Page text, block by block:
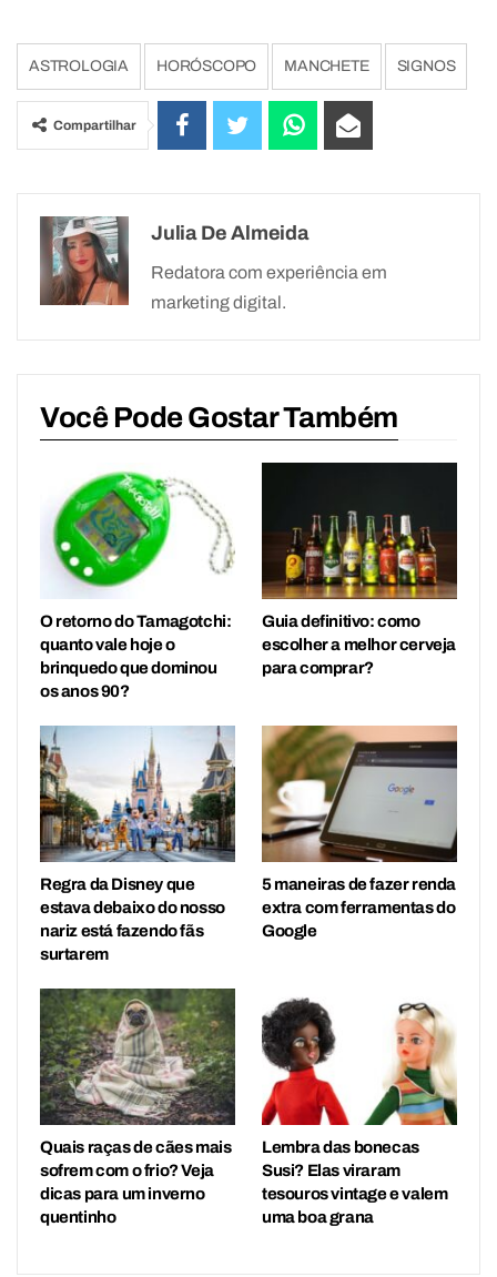
ASTROLOGIA HORÓSCOPO MANCHETE SIGNOS
Compartilhar
Julia De Almeida
Redatora com experiência em
marketing digital.
Você Pode Gostar Também
O retorno do Tamagotchi:
quanto vale hoje o
brinquedo que dominou
os anos 90?
Guia definitivo: como
escolher a melhor cerveja
para comprar?
Regra da Disney que
estava debaixo do nosso
nariz está fazendo fãs
surtarem
5 maneiras de fazer renda
extra com ferramentas do
Google
Quais raças de cães mais
sofrem com o frio? Veja
dicas para um inverno
quentinho
Lembra das bonecas
Susi? Elas viraram
tesouros vintage e valem
uma boa grana